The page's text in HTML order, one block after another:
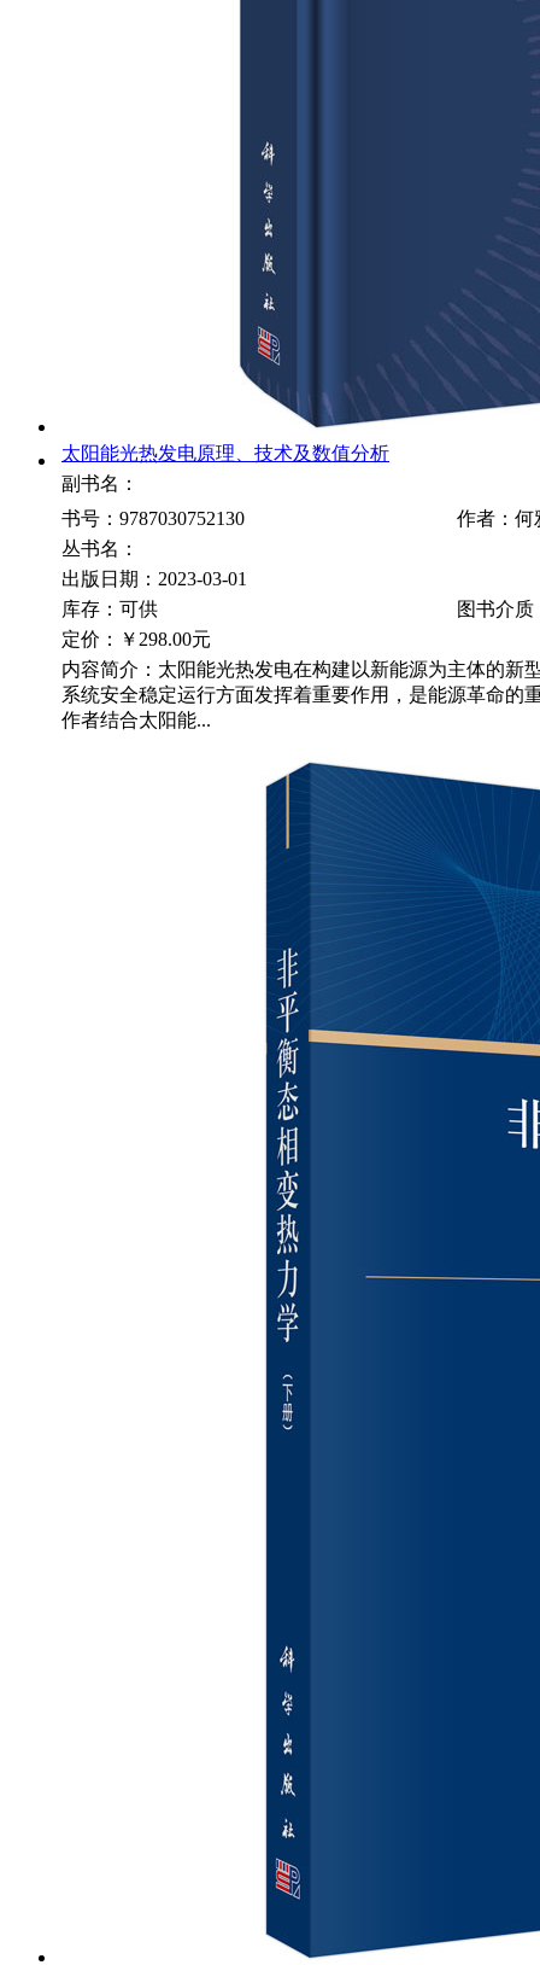
太阳能光热发电原理、技术及数值分析
副书名：
书号：9787030752130
作者：何
丛书名：
出版日期：2023-03-01
库存：可供
图书介质
定价：
￥298.00元
内容简介：太阳能光热发电在构建以新能源为主体的新
系统安全稳定运行方面发挥着重要作用，是能源革命的
作者结合太阳能...